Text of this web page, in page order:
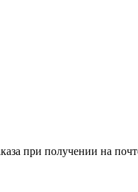
при получении на